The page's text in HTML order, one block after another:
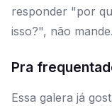
responder "por
isso?", não mande.
Pra
Essa galera já